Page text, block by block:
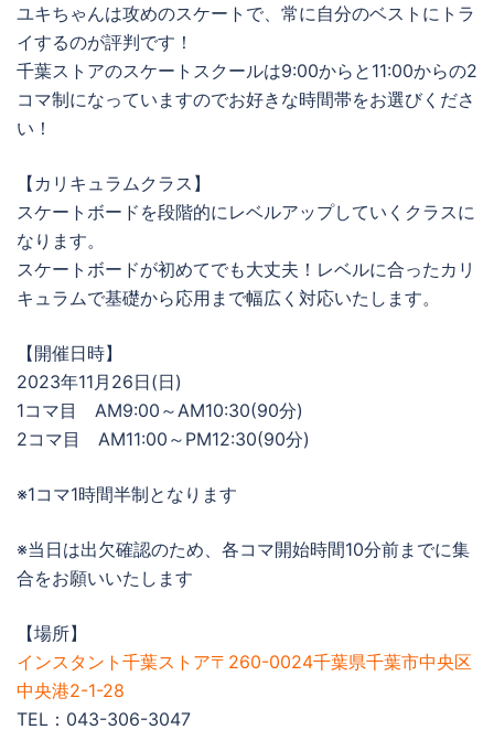
ユキちゃんは攻めのスケートで、常に自分のベストにトラ
イするのが評判です！
千葉ストアのスケートスクールは9:00からと11:00からの2
コマ制になっていますのでお好きな時間帯をお選びくださ
い！
【カリキュラムクラス】
スケートボードを段階的にレベルアップしていくクラスに
なります。
スケートボードが初めてでも大丈夫！レベルに合ったカリ
キュラムで基礎から応用まで幅広く対応いたします。
【開催日時】
2023年11月26日(日)
1コマ目 AM9:00～AM10:30(90分)
2コマ目 AM11:00～PM12:30(90分)
※1コマ1時間半制となります
※当日は出欠確認のため、各コマ開始時間10分前までに集
合をお願いいたします
【場所】
インスタント千葉ストア〒260-0024千葉県千葉市中央区
中央港2-1-28
TEL：043-306-3047